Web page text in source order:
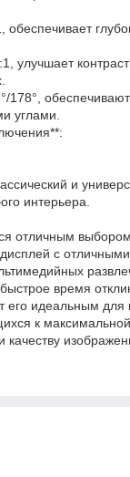
обеспечивает
улучшает
178°,
углами.
и
интерьера.
отличным
с
время
его идеальным для
к максимальной
качеству